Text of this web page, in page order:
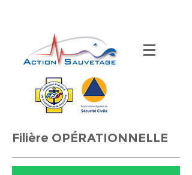
Filière OPÉRATIONNELLE